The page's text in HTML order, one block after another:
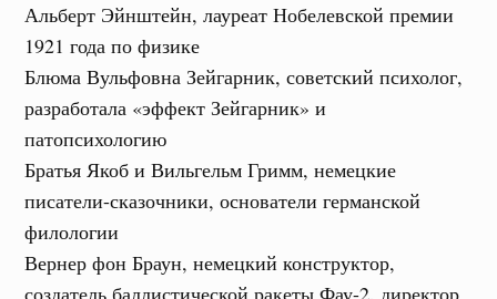
Альберт Эйнштейн, лауреат Нобелевской премии
1921 года по физике
Блюма Вульфовна Зейгарник, советский психолог,
разработала «эффект Зейгарник» и
патопсихологию
Братья Якоб и Вильгельм Гримм, немецкие
писатели-сказочники, основатели германской
филологии
Вернер фон Браун, немецкий конструктор,
создатель баллистической ракеты Фау-2, директор